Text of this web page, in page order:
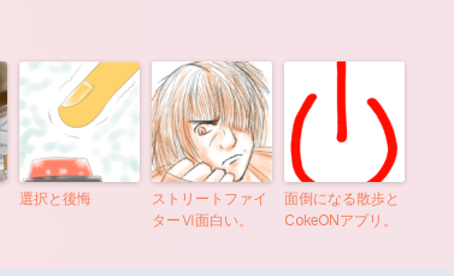
選択と後悔
ストリートファイ
ターⅥ面白い。
面倒になる散歩と
CokeONアプリ。